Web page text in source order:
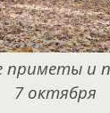
приметы и
7 октября